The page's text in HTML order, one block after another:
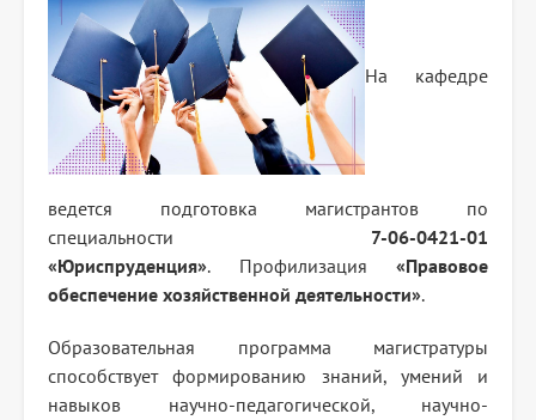
На кафедре
ведется подготовка магистрантов по
специальности 7-06-0421-01
«Юриспруденция». Профилизация «Правовое
обеспечение хозяйственной деятельности».
Образовательная программа магистратуры
способствует формированию знаний, умений и
навыков научно-педагогической, научно-